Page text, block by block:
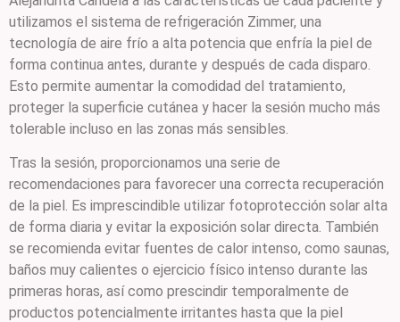
utilizamos el sistema de refrigeración Zimmer, una
tecnología de aire frío a alta potencia que enfría la piel de
forma continua antes, durante y después de cada disparo.
Esto permite aumentar la comodidad del tratamiento,
proteger la superficie cutánea y hacer la sesión mucho más
tolerable incluso en las zonas más sensibles.
Tras la sesión, proporcionamos una serie de
recomendaciones para favorecer una correcta recuperación
de la piel. Es imprescindible utilizar fotoprotección solar alta
de forma diaria y evitar la exposición solar directa. También
se recomienda evitar fuentes de calor intenso, como saunas,
baños muy calientes o ejercicio físico intenso durante las
primeras horas, así como prescindir temporalmente de
productos potencialmente irritantes hasta que la piel